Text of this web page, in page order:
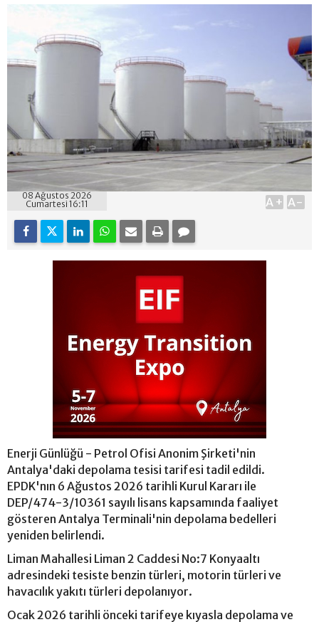
08 Ağustos 2026
Cumartesi 16:11
A+ A-
Enerji Günlüğü - Petrol Ofisi Anonim Şirketi'nin
Antalya'daki depolama tesisi tarifesi tadil edildi.
EPDK'nın 6 Ağustos 2026 tarihli Kurul Kararı ile
DEP/474-3/10361 sayılı lisans kapsamında faaliyet
gösteren Antalya Terminali'nin depolama bedelleri
yeniden belirlendi.
Liman Mahallesi Liman 2 Caddesi No:7 Konyaaltı
adresindeki tesiste benzin türleri, motorin türleri ve
havacılık yakıtı türleri depolanıyor.
Ocak 2026 tarihli önceki tarifeye kıyasla depolama ve